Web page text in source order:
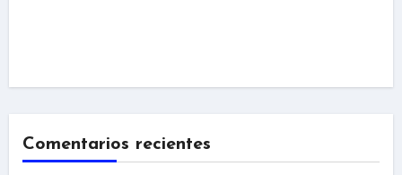
Comentarios recientes